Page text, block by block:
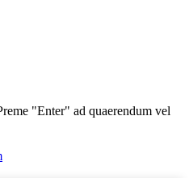
"Enter" ad quaerendum vel